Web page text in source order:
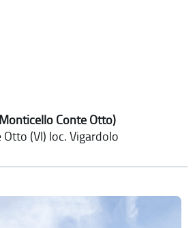
Conte Otto)
(VI) loc. Vigardolo